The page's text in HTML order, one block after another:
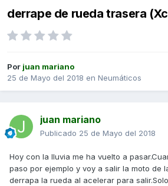
derrape de rueda trasera
Por juan mariano
25 de Mayo del 2018 en Neumáticos
juan mariano
Publicado 25 de Mayo del 2018
Hoy con la lluvia me ha vuelto a
paso por ejemplo y voy a salir la moto de
derrapa la rueda al acelerar para